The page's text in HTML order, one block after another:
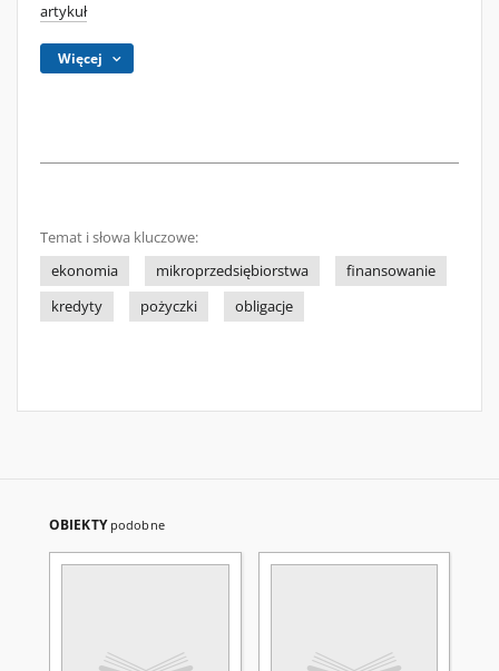
artykuł
Więcej
Temat i słowa kluczowe:
ekonomia
mikroprzedsiębiorstwa
finansowanie
kredyty
pożyczki obligacje
OBIEKTY podobne